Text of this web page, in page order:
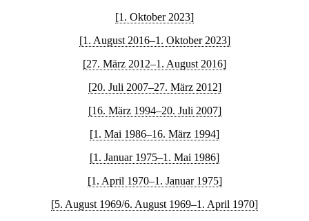
[1. Oktober 2023]
[1. August 2016–1. Oktober 2023]
[27. März 2012–1. August 2016]
[20. Juli 2007–27. März 2012]
[16. März 1994–20. Juli 2007]
[1. Mai 1986–16. März 1994]
[1. Januar 1975–1. Mai 1986]
[1. April 1970–1. Januar 1975]
[5. August 1969/6. August 1969–1. April 1970]